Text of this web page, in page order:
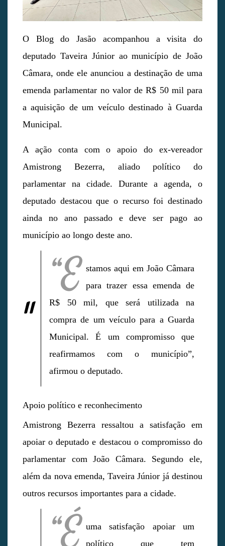
O Blog do Jasão acompanhou a visita do
deputado Taveira Júnior ao município de João
Câmara, onde ele anunciou a destinação de uma
emenda parlamentar no valor de R$ 50 mil para
a aquisição de um veículo destinado à Guarda
Municipal.
A ação conta com o apoio do ex-vereador
Amistrong Bezerra, aliado político do
parlamentar na cidade. Durante a agenda, o
deputado destacou que o recurso foi destinado
ainda no ano passado e deve ser pago ao
município ao longo deste ano.
“E stamos aqui em João Câmara
para trazer essa emenda de
R$ 50 mil, que será utilizada na
compra de um veículo para a Guarda
Municipal. É um compromisso que
reafirmamos com o município”,
afirmou o deputado.
Apoio político e reconhecimento
Amistrong Bezerra ressaltou a satisfação em
apoiar o deputado e destacou o compromisso do
parlamentar com João Câmara. Segundo ele,
além da nova emenda, Taveira Júnior já destinou
outros recursos importantes para a cidade.
“É uma satisfação apoiar um
político que tem